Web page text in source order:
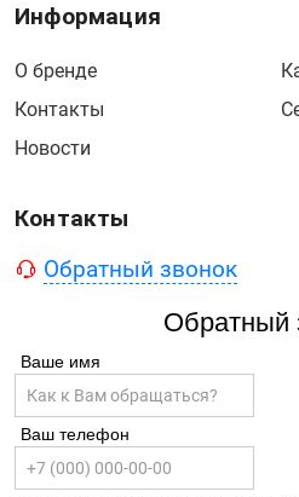
Информация
О бренде
Контакты
Новости
Контакты
Обратный звонок
Обратный
Ваше имя
Ваш телефон